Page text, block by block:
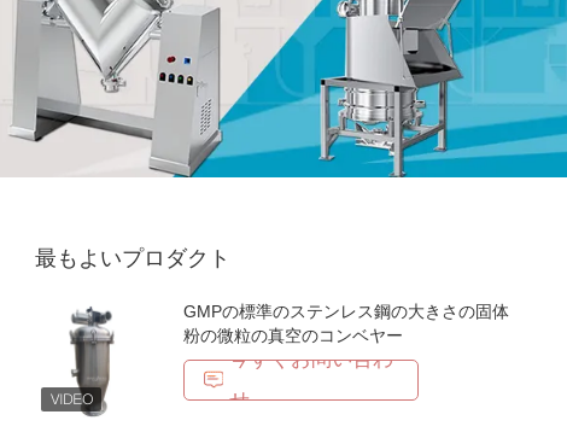
最もよいプロダクト
GMPの標準のステンレス鋼の大きさの固体
粉の微粒の真空のコンベヤー
今すぐお問い合わ
せ